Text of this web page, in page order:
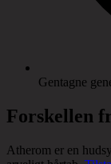
Gentagne
Forskellen
Atherom er en